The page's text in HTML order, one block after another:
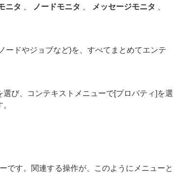
ニタ ノードモニタ メッセージモニタ
ードやジョブなど)を、すべてまとめてエンテ
び、コンテキストメニューで[プロパティ]を選
です。関連する操作が、このようにメニューと